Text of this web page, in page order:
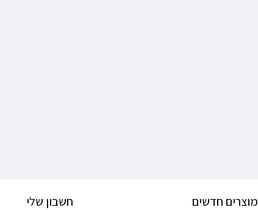
מוצרים חדשים חשבון שלי